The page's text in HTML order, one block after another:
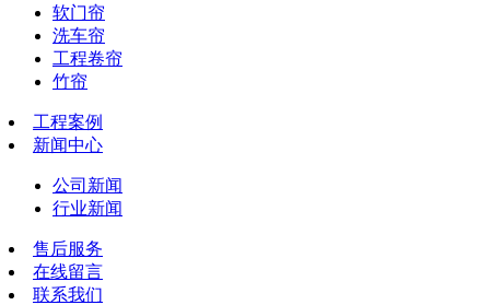
软门帘
洗车帘
工程卷帘
竹帘
工程案例
新闻中心
公司新闻
行业新闻
售后服务
在线留言
联系我们